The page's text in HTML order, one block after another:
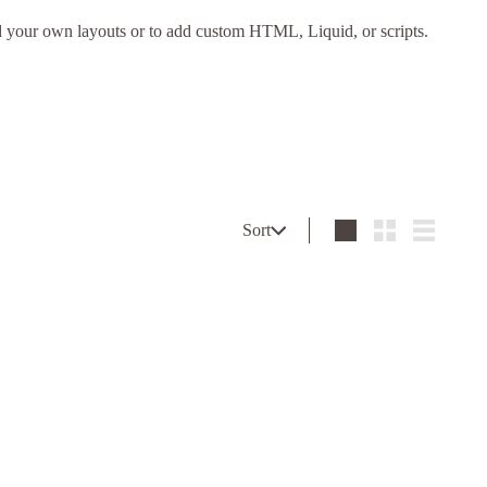
your own layouts or to add custom HTML, Liquid, or scripts.
Sort
Sort